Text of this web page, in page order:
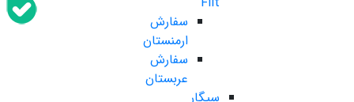
سفارش
ارمنستان
سفارش
عربستان
سیگار